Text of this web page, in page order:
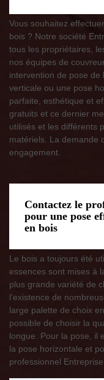
Vous souhaitez
bois ? Notre société
tous les propriétaires,
nos équipes de
intervention de pose
verticale ou une pose
parfaite, esthétique et
gratuits et ce dernier
utilisés et les différents
matériels. La demande
engagement.
Contactez le
pour une pose
en bois
Le bois a toujours été
essences sont mises à
plus grande variété de
l’existence de
large palette de choix
possible de choisir la
longue. Pour la pose, il
la pose horizontale et
professionnel Entreprise